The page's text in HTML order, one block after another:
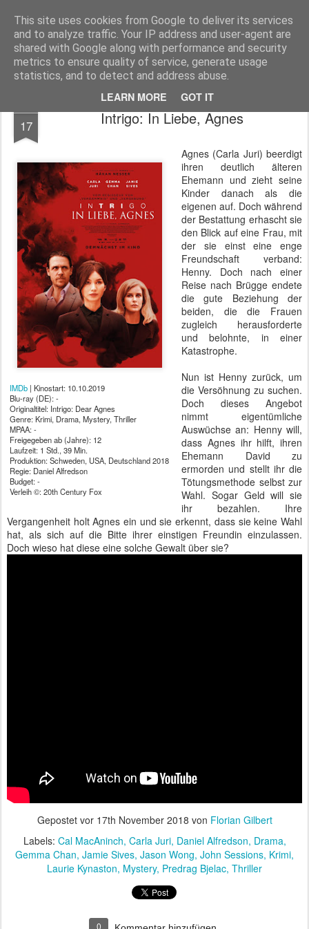
This site uses cookies from Google to deliver its services
and to analyze traffic. Your IP address and user-agent are
shared with Google along with performance and security
metrics to ensure quality of service, generate usage
statistics, and to detect and address abuse.
LEARN MORE GOT IT
MyKinoTrailer
Pages
17 Intrigo: In Liebe, Agnes
IMDb | Kinostart: 10.10.2019
Blu-ray (DE): -
Originaltitel: Intrigo: Dear Agnes
Genre: Krimi, Drama, Mystery, Thriller
MPAA: -
Freigegeben ab (Jahre): 12
Laufzeit: 1 Std., 39 Min.
Produktion: Schweden, USA, Deutschland 2018
Regie: Daniel Alfredson
Budget: -
Verleih ©: 20th Century Fox
Agnes (Carla Juri) beerdigt
ihren deutlich älteren
Ehemann und zieht seine
Kinder danach als die
eigenen auf. Doch während
der Bestattung erhascht sie
den Blick auf eine Frau, mit
der sie einst eine enge
Freundschaft verband:
Henny. Doch nach einer
Reise nach Brügge endete
die gute Beziehung der
beiden, die die Frauen
zugleich herausforderte
und belohnte, in einer
Katastrophe.
Nun ist Henny zurück, um
die Versöhnung zu suchen.
Doch dieses Angebot
nimmt eigentümliche
Auswüchse an: Henny will,
dass Agnes ihr hilft, ihren
Ehemann David zu
ermorden und stellt ihr die
Tötungsmethode selbst zur
Wahl. Sogar Geld will sie
ihr bezahlen. Ihre
Vergangenheit holt Agnes ein und sie erkennt, dass sie keine Wahl
hat, als sich auf die Bitte ihrer einstigen Freundin einzulassen.
Doch wieso hat diese eine solche Gewalt über sie?
Gepostet vor 17th November 2018 von Florian Gilbert
Labels: Cal MacAninch Carla Juri Daniel Alfredson Drama
Gemma Chan Jamie Sives Jason Wong John Sessions Krimi
Laurie Kynaston Mystery Predrag Bjelac Thriller
0